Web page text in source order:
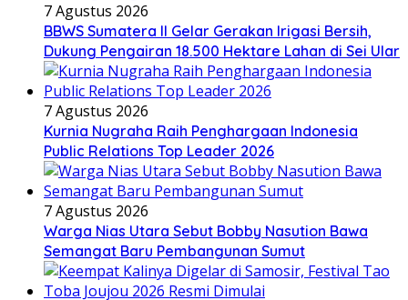
7 Agustus 2026
BBWS Sumatera II Gelar Gerakan Irigasi Bersih,
Dukung Pengairan 18.500 Hektare Lahan di Sei Ular
7 Agustus 2026
Kurnia Nugraha Raih Penghargaan Indonesia
Public Relations Top Leader 2026
7 Agustus 2026
Warga Nias Utara Sebut Bobby Nasution Bawa
Semangat Baru Pembangunan Sumut